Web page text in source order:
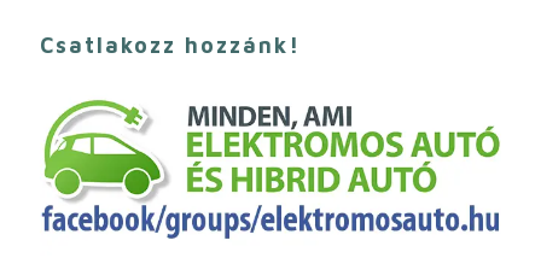
Csatlakozz hozzánk!